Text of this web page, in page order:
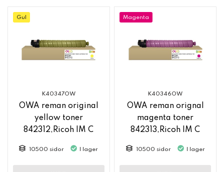
Gul
K40347OW
OWA reman original
yellow toner
842312,Ricoh IM C
10500 sidor I lager
Magenta
K40346OW
OWA reman orignal
magenta toner
842313,Ricoh IM C
10500 sidor I lager